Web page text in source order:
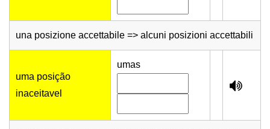
una posizione accettabile => alcuni posizioni accettabili
uma posição
inaceitavel
umas